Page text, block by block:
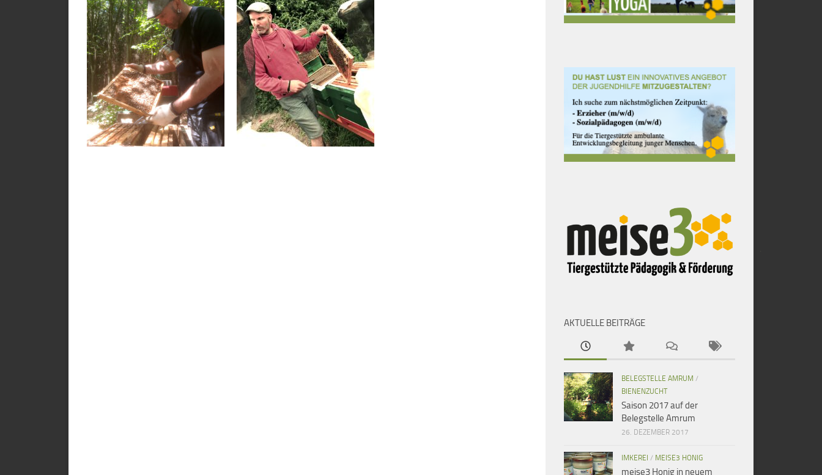
AKTUELLE BEITRÄGE
BELEGSTELLE AMRUM /
BIENENZUCHT
Saison 2017 auf der
Belegstelle Amrum
26. DEZEMBER 2017
IMKEREI / MEISE3 HONIG
meise3 Honig in neuem